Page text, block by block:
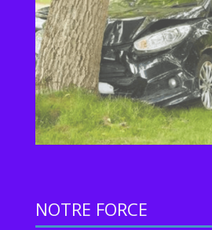
NOTRE FORCE